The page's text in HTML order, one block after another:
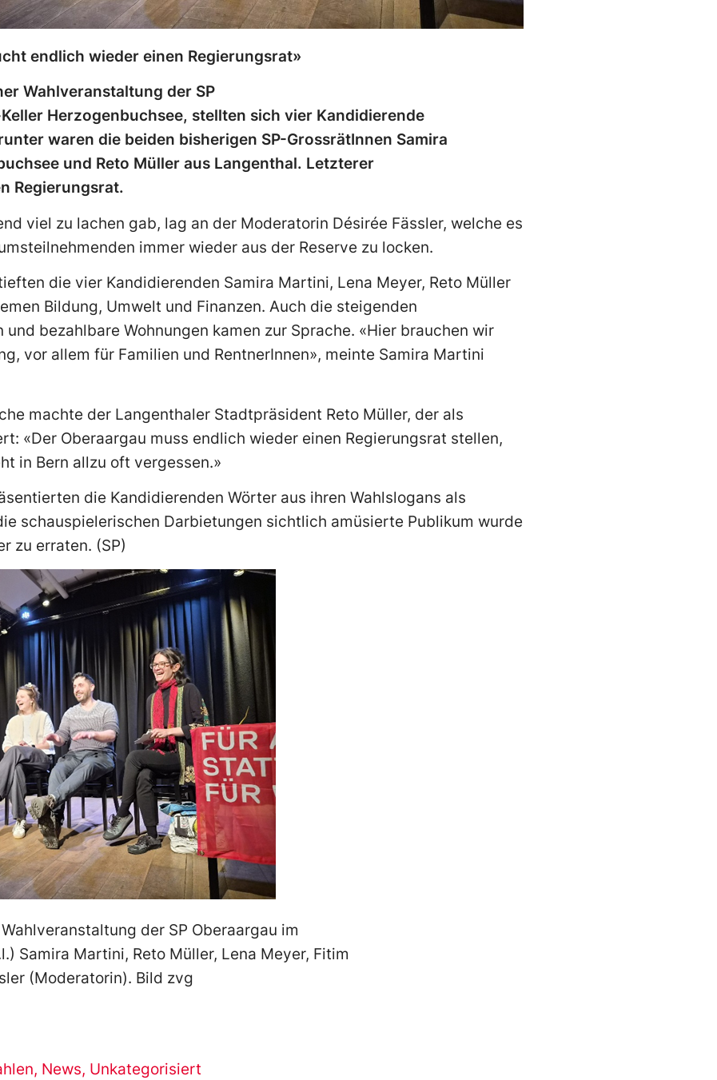
endlich wieder einen Regierungsrat»
Wahlveranstaltung der SP
Herzogenbuchsee, stellten sich vier Kandidierende
waren die beiden bisherigen SP-GrossrätInnen Samira
und Reto Müller aus Langenthal. Letzterer
Regierungsrat.
viel zu lachen gab, lag an der Moderatorin Désirée Fässler, welche es
immer wieder aus der Reserve zu locken.
die vier Kandidierenden Samira Martini, Lena Meyer, Reto Müller
Bildung, Umwelt und Finanzen. Auch die steigenden
und bezahlbare Wohnungen kamen zur Sprache. «Hier brauchen wir
vor allem für Familien und RentnerInnen», meinte Samira Martini
machte der Langenthaler Stadtpräsident Reto Müller, der als
«Der Oberaargau muss endlich wieder einen Regierungsrat stellen,
in Bern allzu oft vergessen.»
die Kandidierenden Wörter aus ihren Wahlslogans als
schauspielerischen Darbietungen sichtlich amüsierte Publikum wurde
zu erraten. (SP)
der SP Oberaargau im
Samira Martini, Reto Müller, Lena Meyer, Fitim
(Moderatorin). Bild zvg
, News, Unkategorisiert